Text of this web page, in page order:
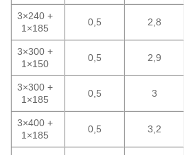
3×240 +
1×185
0,5 2,8
3×300 +
1×150
0,5 2,9
3×300 +
1×185
0,5 3
3×400 +
1×185
0,5 3,2